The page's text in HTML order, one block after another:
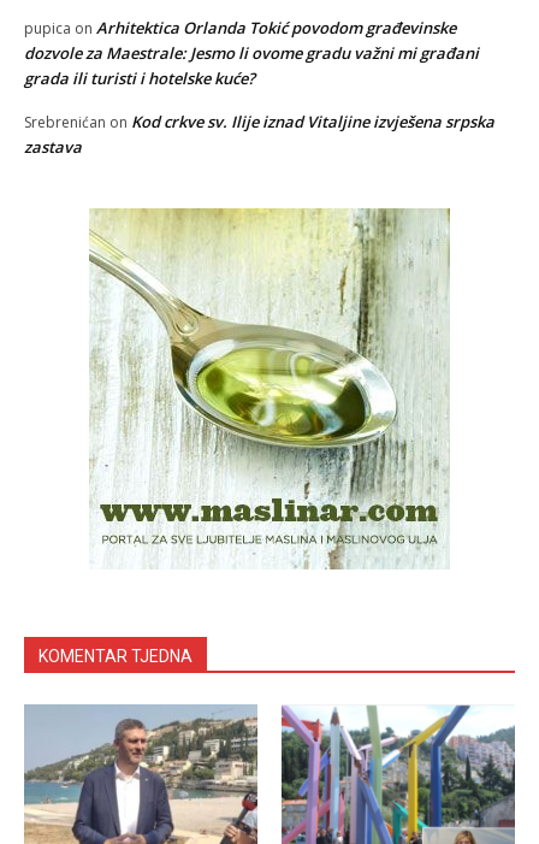
pupica on Arhitektica Orlanda Tokić povodom građevinske
dozvole za Maestrale: Jesmo li ovome gradu važni mi građani
grada ili turisti i hotelske kuće?
Srebrenićan on Kod crkve sv. Ilije iznad Vitaljine izvješena srpska
zastava
KOMENTAR TJEDNA